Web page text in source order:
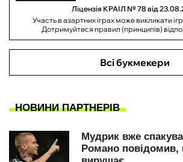
Ліцензія КРАІЛ № 78 від
Участь в азартних іграх може викликати
Дотримуйтеся правил (принципів)
Всі букмекери